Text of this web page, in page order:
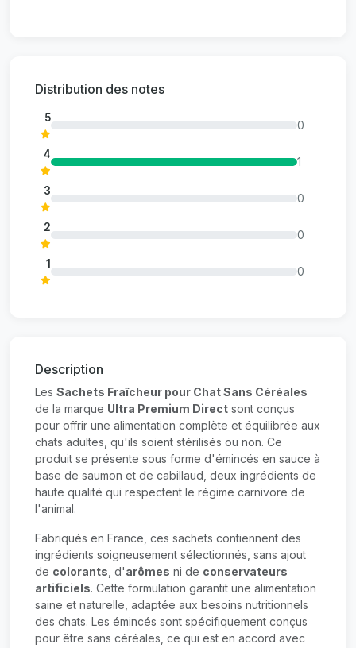
Distribution des notes
5
0
4
1
3
0
2
0
1
0
Description
Les Sachets Fraîcheur pour Chat Sans Céréales
de la marque Ultra Premium Direct sont conçus
pour offrir une alimentation complète et équilibrée aux
chats adultes, qu'ils soient stérilisés ou non. Ce
produit se présente sous forme d'émincés en sauce à
base de saumon et de cabillaud, deux ingrédients de
haute qualité qui respectent le régime carnivore de
l'animal.
Fabriqués en France, ces sachets contiennent des
ingrédients soigneusement sélectionnés, sans ajout
de colorants, d'arômes ni de conservateurs
artificiels. Cette formulation garantit une alimentation
saine et naturelle, adaptée aux besoins nutritionnels
des chats. Les émincés sont spécifiquement conçus
pour être sans céréales, ce qui est en accord avec